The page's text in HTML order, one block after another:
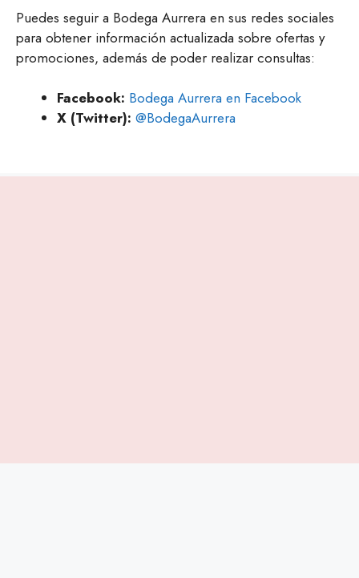
Puedes seguir a Bodega Aurrera en sus redes sociales
para obtener información actualizada sobre ofertas y
promociones, además de poder realizar consultas:
Facebook: Bodega Aurrera en Facebook
X (Twitter): @BodegaAurrera